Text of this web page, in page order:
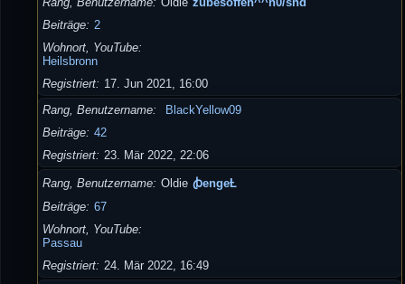
Beiträge 2
Wohnort, YouTube
Heilsbronn
Registriert
17. Jun 2021, 16:00
Rang, Benutzername
BlackYellow09
Beiträge 42
Registriert 23. Mär 2022, 22:06
Rang, Benutzername Oldie ꞗengeȽ
Beiträge 67
Wohnort, YouTube
Passau
Registriert 24. Mär 2022, 16:49